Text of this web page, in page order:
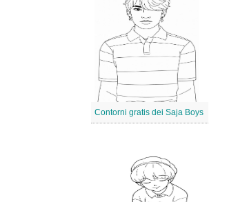
Contorni gratis dei Saja Boys